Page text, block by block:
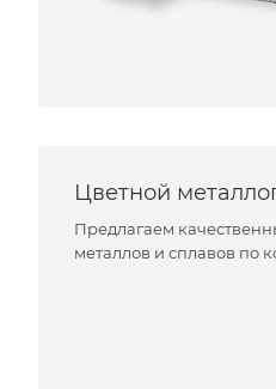
Цветной
Предлагаем
металлов и сплавов по